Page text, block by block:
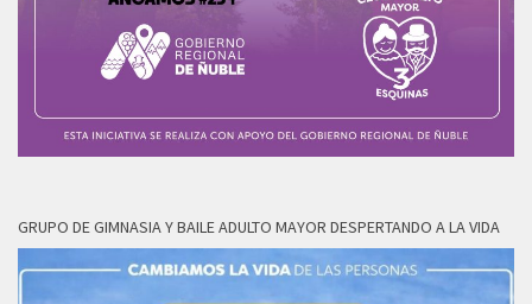
GRUPO DE GIMNASIA Y BAILE ADULTO MAYOR DESPERTANDO A LA VIDA